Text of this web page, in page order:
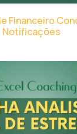
Financeiro
Notificações